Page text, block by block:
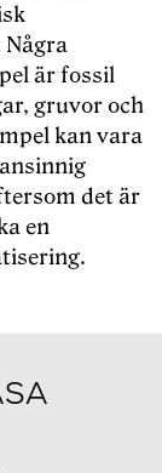
är fossil
gruvor och
kan vara
det är
en